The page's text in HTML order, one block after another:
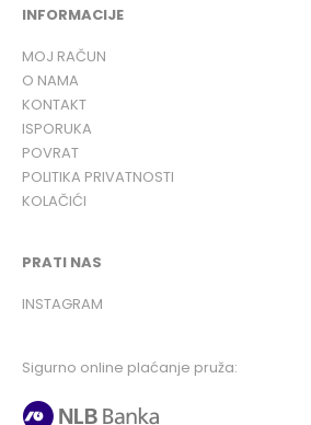
INFORMACIJE
MOJ RAČUN
O NAMA
KONTAKT
ISPORUKA
POVRAT
POLITIKA PRIVATNOSTI
KOLAČIĆI
PRATI NAS
INSTAGRAM
Sigurno online plaćanje pruža: